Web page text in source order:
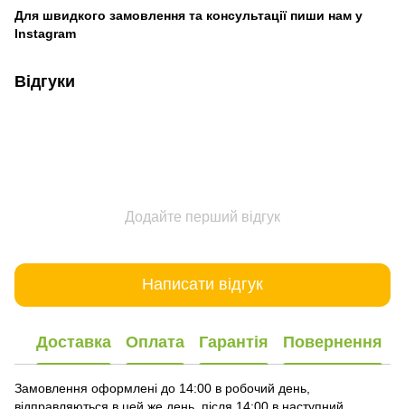
Для швидкого замовлення та консультації пиши нам у
Instagram
Відгуки
Додайте перший відгук
Написати відгук
Доставка Оплата Гарантія Повернення
Замовлення оформлені до 14:00 в робочий день,
відправляються в цей же день, після 14:00 в наступний